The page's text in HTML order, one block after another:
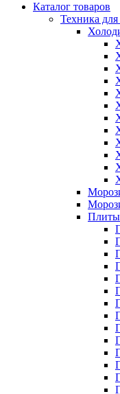
Каталог товаров
Техника
Плиты